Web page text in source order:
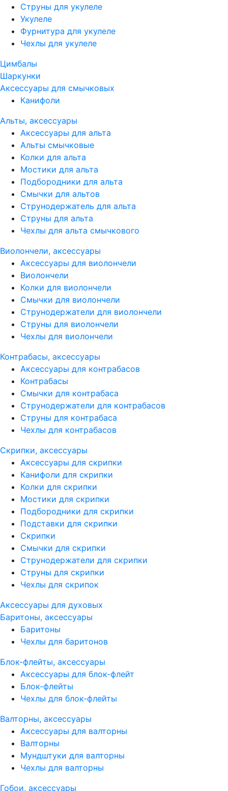
Струны для укулеле
Укулеле
Фурнитура для укулеле
Чехлы для укулеле
Цимбалы
Шаркунки
Аксессуары для смычковых
Канифоли
Альты, аксессуары
Аксессуары для альта
Альты смычковые
Колки для альта
Мостики для альта
Подбородники для альта
Смычки для альтов
Струнодержатель для альта
Струны для альта
Чехлы для альта смычкового
Виолончели, аксессуары
Аксессуары для виолончели
Виолончели
Колки для виолончели
Смычки для виолончели
Струнодержатели для виолончели
Струны для виолончели
Чехлы для виолончели
Контрабасы, аксессуары
Аксессуары для контрабасов
Контрабасы
Смычки для контрабаса
Струнодержатели для контрабасов
Струны для контрабаса
Чехлы для контрабасов
Скрипки, аксессуары
Аксессуары для скрипки
Канифоли для скрипки
Колки для скрипки
Мостики для скрипки
Подбородники для скрипки
Подставки для скрипки
Скрипки
Смычки для скрипки
Струнодержатели для скрипки
Струны для скрипки
Чехлы для скрипок
Аксессуары для духовых
Баритоны, аксессуары
Баритоны
Чехлы для баритонов
Блок-флейты, аксессуары
Аксессуары для блок-флейт
Блок-флейты
Чехлы для блок-флейты
Валторны, аксессуары
Аксессуары для валторны
Валторны
Мундштуки для валторны
Чехлы для валторны
Гобои, аксессуары